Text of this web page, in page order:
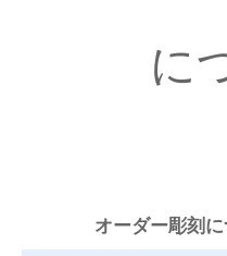
に
オーダー彫刻に